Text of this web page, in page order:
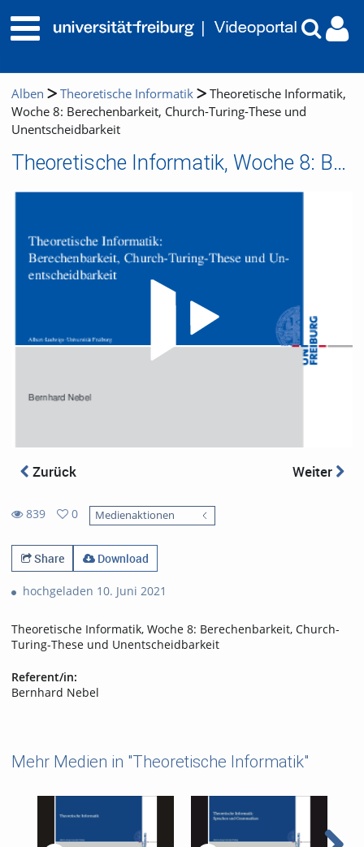
Alben Theoretische Informatik
Theoretische Informatik,
Woche 8: Berechenbarkeit, Church-Turing-These und
Unentscheidbarkeit
Theoretische Informatik, Woche 8: Berechenbarkeit, Church-Turing-These und Unentscheidbarkeit
Zurück Weiter
839
views
0
favorites
Medienaktionen
Share Download
hochgeladen 10. Juni 2021
Theoretische Informatik, Woche 8: Berechenbarkeit, Church-
Turing-These und Unentscheidbarkeit
Referent/in:
Bernhard Nebel
Mehr Medien in "Theoretische Informatik"